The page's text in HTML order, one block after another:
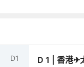
D1 D1 |香港✈